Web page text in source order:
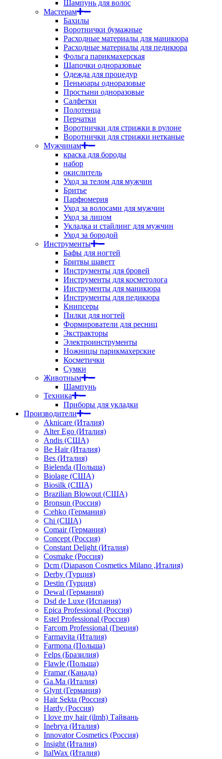
Шампунь для волос
Мастерам
Бахилы
Воротнички бумажные
Расходные материалы для маникюра
Расходные материалы для педикюра
Фольга парикмахерская
Шапочки одноразовые
Одежда для процедур
Пеньюары одноразовые
Простыни одноразовые
Салфетки
Полотенца
Перчатки
Воротнички для стрижки в рулоне
Воротнички для стрижки нетканые
Мужчинам
краска для бороды
набор
окислитель
Уход за телом для мужчин
Бритье
Парфюмерия
Уход за волосами для мужчин
Уход за лицом
Укладка и стайлинг для мужчин
Уход за бородой
Инструменты
Бафы для ногтей
Бритвы шаветт
Инструменты для бровей
Инструменты для косметолога
Инструменты для маникюра
Инструменты для педикюра
Книпсеры
Пилки для ногтей
Формирователи для ресниц
Экстракторы
Электроинструменты
Ножницы парикмахерские
Косметички
Сумки
Животным
Шампунь
Техника
Приборы для укладки
Производители
Aknicare (Италия)
Alter Ego (Италия)
Andis (США)
Be Hair (Италия)
Bes (Италия)
Bielenda (Польша)
Biolage (США)
Biosilk (США)
Brazilian Blowout (США)
Bronsun (Россия)
C:ehko (Германия)
Chi (США)
Comair (Германия)
Concept (Россия)
Constant Delight (Италия)
Cosmake (Россия)
Dcm (Diapason Cosmetics Milano ,Италия)
Derby (Турция)
Destin (Турция)
Dewal (Германия)
Dsd de Luxe (Испания)
Epica Professional (Россия)
Estel Professional (Россия)
Farcom Professional (Греция)
Farmavita (Италия)
Farmona (Польша)
Felps (Бразилия)
Flawle (Польша)
Framar (Канада)
Ga.Ma (Италия)
Glynt (Германия)
Hair Sekta (Россия)
Hardy (Россия)
I love my hair (ilmh) Тайвань
Inebrya (Италия)
Innovator Cosmetics (Россия)
Insight (Италия)
ItalWax (Италия)